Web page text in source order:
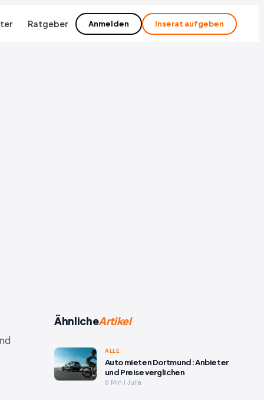
Ratgeber Anmelden Inserat aufgeben
ÄhnlicheArtikel
ALLE
Auto mieten Dortmund: Anbieter
und Preise verglichen
8 Min | Julia